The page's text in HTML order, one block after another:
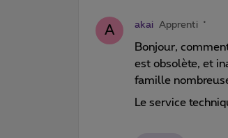
A akai Apprenti
Bonjour,
est obsolète, et
famille
Le service